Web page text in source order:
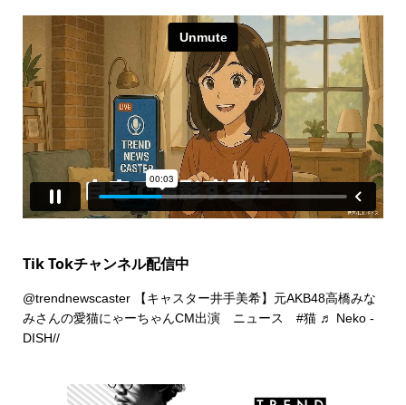
Tik Tokチャンネル配信中
@trendnewscaster【キャスター井手美希】元AKB48高橋みな
みさんの愛猫にゃーちゃんCM出演 ニュース #猫 ♬ Neko -
DISH//